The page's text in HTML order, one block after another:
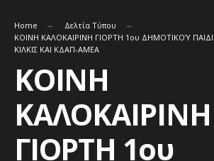
Home
Δελτία Τύπου
ΚΟΙΝΗ ΚΑΛΟΚΑΙΡΙΝΗ ΓΙΟΡΤΗ 1ου ΔΗΜΟΤΙΚΟΎ
ΚΙΛΚΙΣ ΚΑΙ ΚΔΑΠ-ΑΜΕΑ
ΚΟΙΝΗ
ΚΑΛΟΚΑΙΡΙΝΗ
ΓΙΟΡΤΗ 1ου